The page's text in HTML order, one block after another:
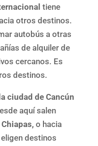
tiene
otros destinos.
autobús a otras
de alquiler de
cercanos. Es
destinos.
ciudad de Cancún
aquí salen
Chiapas, o hacia
destinos